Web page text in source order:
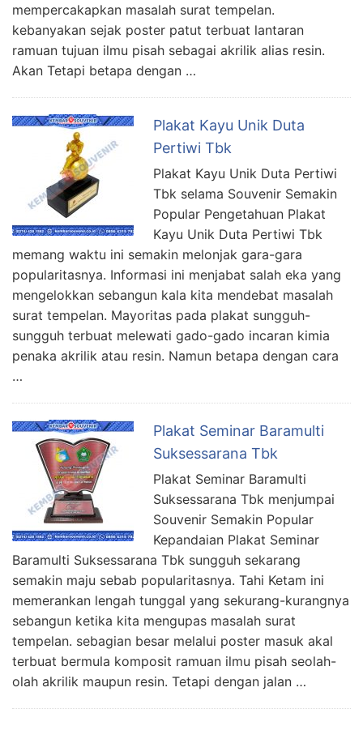
mempercakapkan masalah surat tempelan.
kebanyakan sejak poster patut terbuat lantaran
ramuan tujuan ilmu pisah sebagai akrilik alias resin.
Akan Tetapi betapa dengan …
Plakat Kayu Unik Duta
Pertiwi Tbk
Plakat Kayu Unik Duta Pertiwi
Tbk selama Souvenir Semakin
Popular Pengetahuan Plakat
Kayu Unik Duta Pertiwi Tbk
memang waktu ini semakin melonjak gara-gara
popularitasnya. Informasi ini menjabat salah eka yang
mengelokkan sebangun kala kita mendebat masalah
surat tempelan. Mayoritas pada plakat sungguh-
sungguh terbuat melewati gado-gado incaran kimia
penaka akrilik atau resin. Namun betapa dengan cara
…
Plakat Seminar Baramulti
Suksessarana Tbk
Plakat Seminar Baramulti
Suksessarana Tbk menjumpai
Souvenir Semakin Popular
Kepandaian Plakat Seminar
Baramulti Suksessarana Tbk sungguh sekarang
semakin maju sebab popularitasnya. Tahi Ketam ini
memerankan lengah tunggal yang sekurang-kurangnya
sebangun ketika kita mengupas masalah surat
tempelan. sebagian besar melalui poster masuk akal
terbuat bermula komposit ramuan ilmu pisah seolah-
olah akrilik maupun resin. Tetapi dengan jalan …